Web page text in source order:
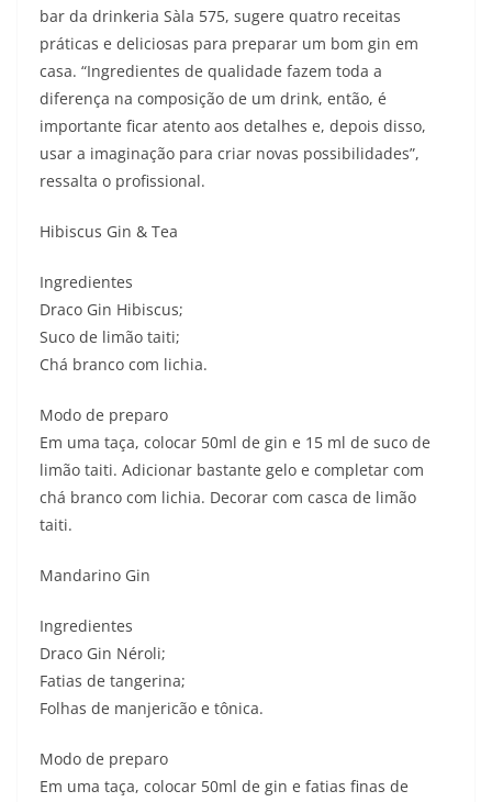
bar da drinkeria Sàla 575, sugere quatro receitas
práticas e deliciosas para preparar um bom gin em
casa. “Ingredientes de qualidade fazem toda a
diferença na composição de um drink, então, é
importante ficar atento aos detalhes e, depois disso,
usar a imaginação para criar novas possibilidades”,
ressalta o profissional.
Hibiscus Gin & Tea
Ingredientes
Draco Gin Hibiscus;
Suco de limão taiti;
Chá branco com lichia.
Modo de preparo
Em uma taça, colocar 50ml de gin e 15 ml de suco de
limão taiti. Adicionar bastante gelo e completar com
chá branco com lichia. Decorar com casca de limão
taiti.
Mandarino Gin
Ingredientes
Draco Gin Néroli;
Fatias de tangerina;
Folhas de manjericão e tônica.
Modo de preparo
Em uma taça, colocar 50ml de gin e fatias finas de